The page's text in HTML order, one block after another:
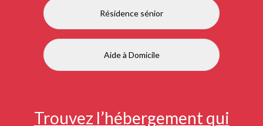
Résidence sénior
Aide à Domicile
Trouvez l’hébergement qui